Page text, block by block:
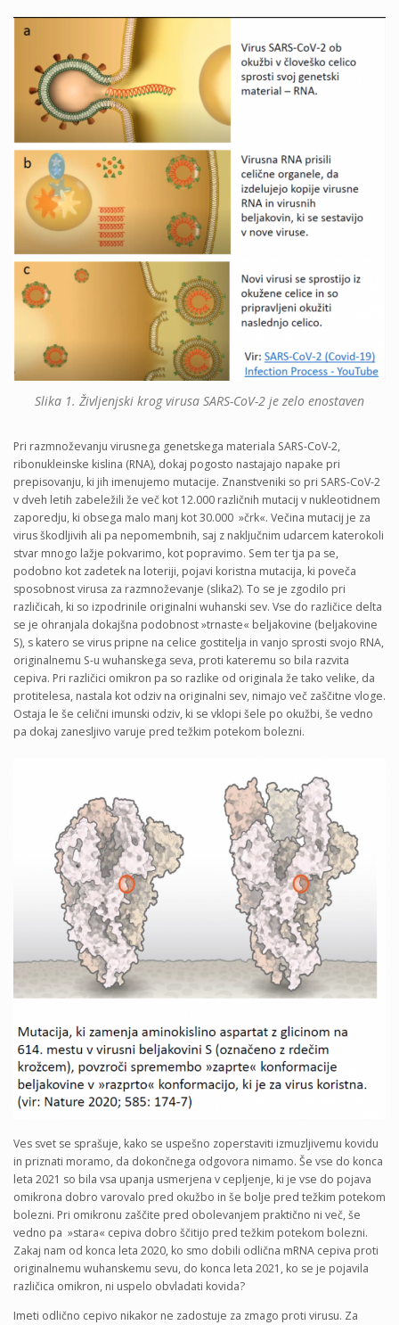
Slika 1. Življenjski krog virusa SARS-CoV-2 je zelo enostaven
Pri razmnoževanju virusnega genetskega materiala SARS-CoV-2,
ribonukleinske kislina (RNA), dokaj pogosto nastajajo napake pri
prepisovanju, ki jih imenujemo mutacije. Znanstveniki so pri SARS-CoV-2
v dveh letih zabeležili že več kot 12.000 različnih mutacij v nukleotidnem
zaporedju, ki obsega malo manj kot 30.000 »črk«. Večina mutacij je za
virus škodljivih ali pa nepomembnih, saj z naključnim udarcem katerokoli
stvar mnogo lažje pokvarimo, kot popravimo. Sem ter tja pa se,
podobno kot zadetek na loteriji, pojavi koristna mutacija, ki poveča
sposobnost virusa za razmnoževanje (slika2). To se je zgodilo pri
različicah, ki so izpodrinile originalni wuhanski sev. Vse do različice delta
se je ohranjala dokajšna podobnost »trnaste« beljakovine (beljakovine
S), s katero se virus pripne na celice gostitelja in vanjo sprosti svojo RNA,
originalnemu S-u wuhanskega seva, proti kateremu so bila razvita
cepiva. Pri različici omikron pa so razlike od originala že tako velike, da
protitelesa, nastala kot odziv na originalni sev, nimajo več zaščitne vloge.
Ostaja le še celični imunski odziv, ki se vklopi šele po okužbi, še vedno
pa dokaj zanesljivo varuje pred težkim potekom bolezni.
Ves svet se sprašuje, kako se uspešno zoperstaviti izmuzljivemu kovidu
in priznati moramo, da dokončnega odgovora nimamo. Še vse do konca
leta 2021 so bila vsa upanja usmerjena v cepljenje, ki je vse do pojava
omikrona dobro varovalo pred okužbo in še bolje pred težkim potekom
bolezni. Pri omikronu zaščite pred obolevanjem praktično ni več, še
vedno pa »stara« cepiva dobro ščitijo pred težkim potekom bolezni.
Zakaj nam od konca leta 2020, ko smo dobili odlična mRNA cepiva proti
originalnemu wuhanskemu sevu, do konca leta 2021, ko se je pojavila
različica omikron, ni uspelo obvladati kovida?
Imeti odlično cepivo nikakor ne zadostuje za zmago proti virusu. Za